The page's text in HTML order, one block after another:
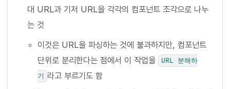
대 URL과 기저 URL을 각각의 컴포넌트 조각으로 나누
는 것
이것은 URL을 파싱하는 것에 불과하지만, 컴포넌트
단위로 분리한다는 점에서 이 작업을
URL 분해하
기 라고 부르기도 함